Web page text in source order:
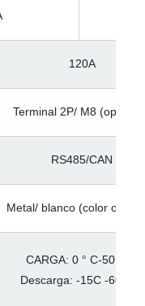
120A
Terminal 2P/ M8
RS485/CAN
Metal/ blanco (color
CARGA: 0 ° C-50 ° ℃
Descarga: -15C -60 ° ℃